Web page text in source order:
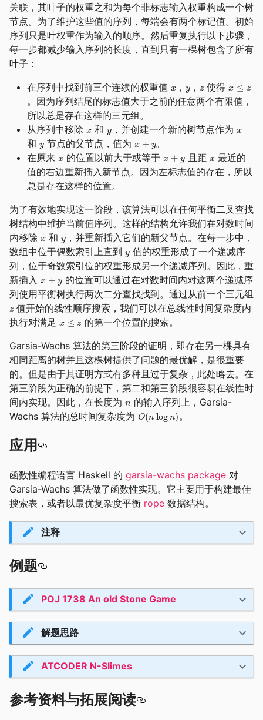
关联，其叶子的权重之和为每个非标志输入权重构成一个树
节点。为了维护这些值的序列，每端会有两个标记值。初始
序列只是叶权重作为输入的顺序。然后重复执行以下步骤，
每一步都减少输入序列的长度，直到只有一棵树包含了所有
叶子：
在序列中找到前三个连续的权重值
， ，
使得
。因为序列结尾的标志值大于之前的任意两个有限值，
所以总是存在这样的三元组。
从序列中移除
和 ，并创建一个新的树节点作为
和
节点的父节点，值为
。
在原来
的位置以前大于或等于 且距
最近的
值的右边重新插入新节点。因为左标志值的存在，所以
总是存在这样的位置。
为了有效地实现这一阶段，该算法可以在任何平衡二叉查找
树结构中维护当前值序列。这样的结构允许我们在对数时间
内移除
和 ，并重新插入它们的新父节点。在每一步中，
数组中位于偶数索引上直到
值的权重形成了一个递减序
列，位于奇数索引位的权重形成另一个递减序列。因此，重
新插入
的位置可以通过在对数时间内对这两个递减序
列使用平衡树执行两次二分查找找到。通过从前一个三元组
值开始的线性顺序搜索，我们可以在总线性时间复杂度内
执行对满足
的第一个位置的搜索。
Garsia-Wachs 算法的第三阶段的证明，即存在另一棵具有
相同距离的树并且这棵树提供了问题的最优解，是很重要
的。但是由于其证明方式有多种且过于复杂，此处略去。在
第三阶段为正确的前提下，第二和第三阶段很容易在线性时
间内实现。因此，在长度为
的输入序列上，Garsia-
Wachs 算法的总时间复杂度为
。
应用
函数性编程语言 Haskell 的 garsia-wachs package 对
Garsia-Wachs 算法做了函数性实现。它主要用于构建最佳
搜索表，或者以最优复杂度平衡 rope 数据结构。
注释
例题
POJ 1738 An old Stone Game
解题思路
ATCODER N-Slimes
参考资料与拓展阅读